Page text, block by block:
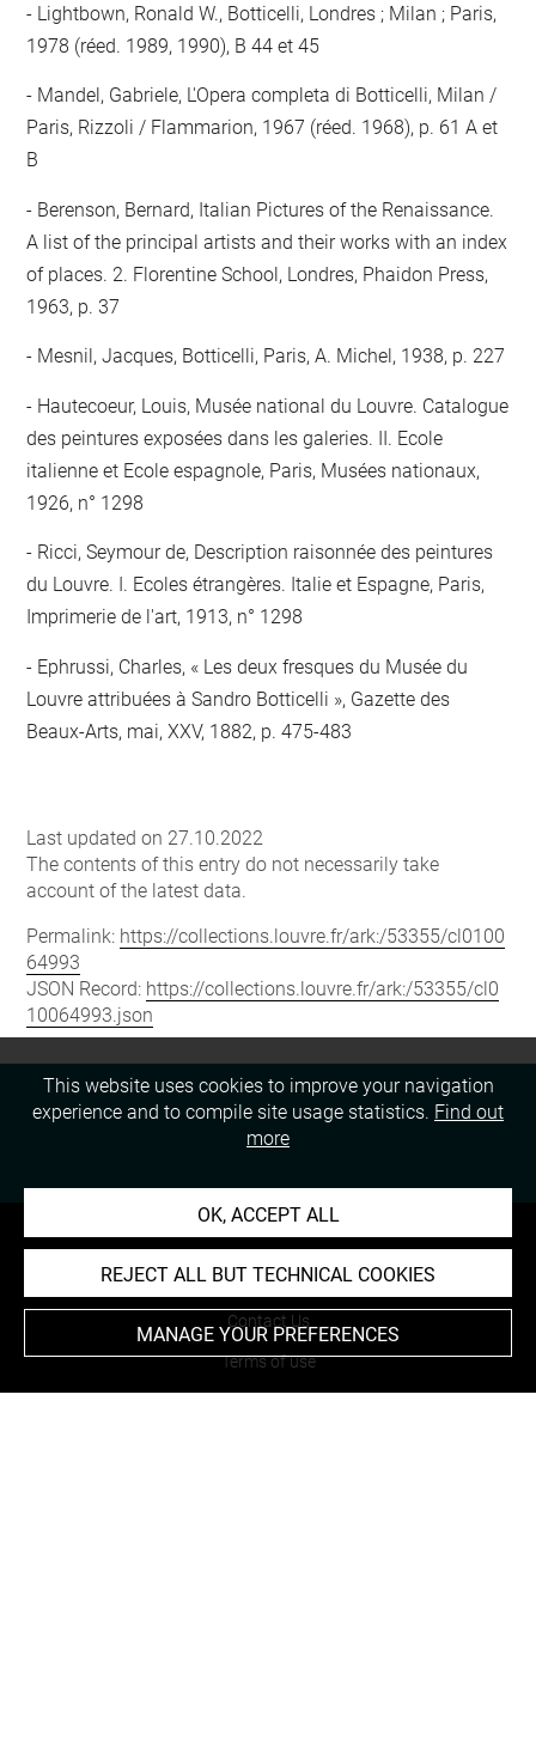
Lightbown, Ronald W., Botticelli, Londres ; Milan ; Paris,
1978 (réed. 1989, 1990), B 44 et 45
Mandel, Gabriele, L'Opera completa di Botticelli, Milan /
Paris, Rizzoli / Flammarion, 1967 (réed. 1968), p. 61 A et
B
Berenson, Bernard, Italian Pictures of the Renaissance.
A list of the principal artists and their works with an index
of places. 2. Florentine School, Londres, Phaidon Press,
1963, p. 37
Mesnil, Jacques, Botticelli, Paris, A. Michel, 1938, p. 227
Hautecoeur, Louis, Musée national du Louvre. Catalogue
des peintures exposées dans les galeries. II. Ecole
italienne et Ecole espagnole, Paris, Musées nationaux,
1926, n° 1298
Ricci, Seymour de, Description raisonnée des peintures
du Louvre. I. Ecoles étrangères. Italie et Espagne, Paris,
Imprimerie de l'art, 1913, n° 1298
Ephrussi, Charles, « Les deux fresques du Musée du
Louvre attribuées à Sandro Botticelli », Gazette des
Beaux-Arts, mai, XXV, 1882, p. 475-483
Last updated on 27.10.2022
The contents of this entry do not necessarily take
account of the latest data.
Permalink: https://collections.louvre.fr/ark:/53355/cl0100
64993
JSON Record: https://collections.louvre.fr/ark:/53355/cl0
10064993.json
About
Contact Us
Terms of use
This website uses cookies to improve your navigation
experience and to compile site usage statistics. Find out
more
OK, ACCEPT ALL
REJECT ALL BUT TECHNICAL COOKIES
MANAGE YOUR PREFERENCES